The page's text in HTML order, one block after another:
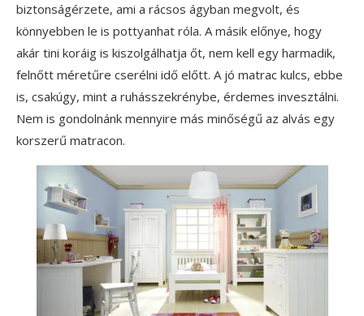
biztonságérzete, ami a rácsos ágyban megvolt, és
könnyebben le is pottyanhat róla. A másik előnye, hogy
akár tini koráig is kiszolgálhatja őt, nem kell egy harmadik,
felnőtt méretűre cserélni idő előtt. A jó matrac kulcs, ebbe
is, csakúgy, mint a ruhásszekrénybe, érdemes invesztálni.
Nem is gondolnánk mennyire más minőségű az alvás egy
korszerű matracon.